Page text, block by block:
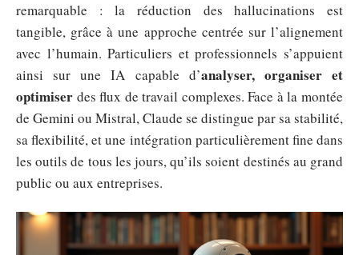
remarquable : la réduction des hallucinations est
tangible, grâce à une approche centrée sur l’alignement
avec l’humain. Particuliers et professionnels s’appuient
ainsi sur une IA capable d’analyser, organiser et
optimiser des flux de travail complexes. Face à la montée
de Gemini ou Mistral, Claude se distingue par sa stabilité,
sa flexibilité, et une intégration particulièrement fine dans
les outils de tous les jours, qu’ils soient destinés au grand
public ou aux entreprises.